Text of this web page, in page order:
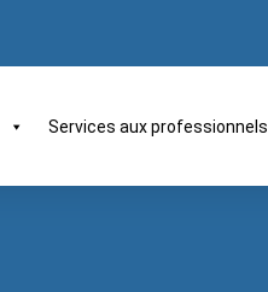
Services aux professionnels